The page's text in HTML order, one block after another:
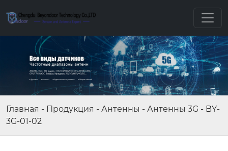
Главная - Продукция - Антенны - Антенны 3G - BY-
3G-01-02